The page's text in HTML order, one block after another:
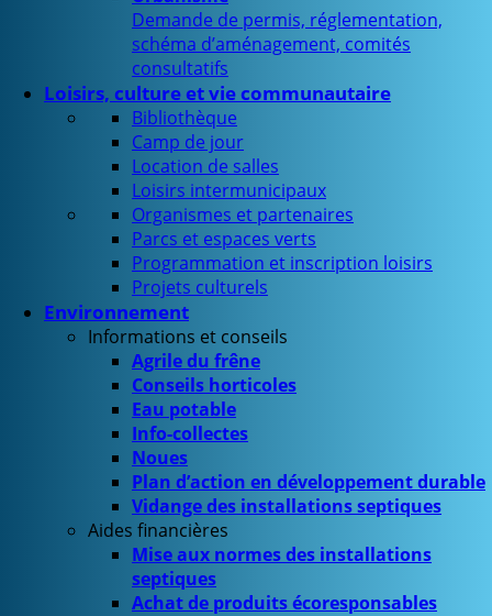
Demande de permis, réglementation,
schéma d’aménagement, comités
consultatifs
Loisirs, culture et vie communautaire
Bibliothèque
Camp de jour
Location de salles
Loisirs intermunicipaux
Organismes et partenaires
Parcs et espaces verts
Programmation et inscription loisirs
Projets culturels
Environnement
Informations et conseils
Agrile du frêne
Conseils horticoles
Eau potable
Info-collectes
Noues
Plan d’action en développement durable
Vidange des installations septiques
Aides financières
Mise aux normes des installations
septiques
Achat de produits écoresponsables